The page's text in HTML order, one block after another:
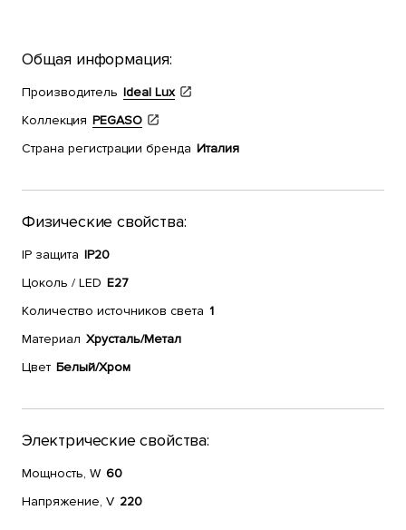
Общая информация:
Производитель Ideal Lux
Коллекция PEGASO
Страна регистрации бренда Италия
Физические свойства:
IP защита IP20
Цоколь / LED E27
Количество источников света 1
Материал Хрусталь/Метал
Цвет Белый/Хром
Электрические свойства:
Мощность, W 60
Напряжение, V 220